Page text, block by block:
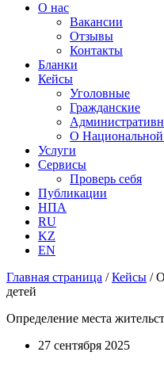
О нас
Вакансии
Отзывы
Контакты
Бланки
Кейсы
Уголовные
Гражданские
О Национальной
Услуги
Сервисы
Проверь себя
Публикации
НПА
RU
KZ
EN
Главная страница /Кейсы /
детей
Определение места
27 сентября 2025